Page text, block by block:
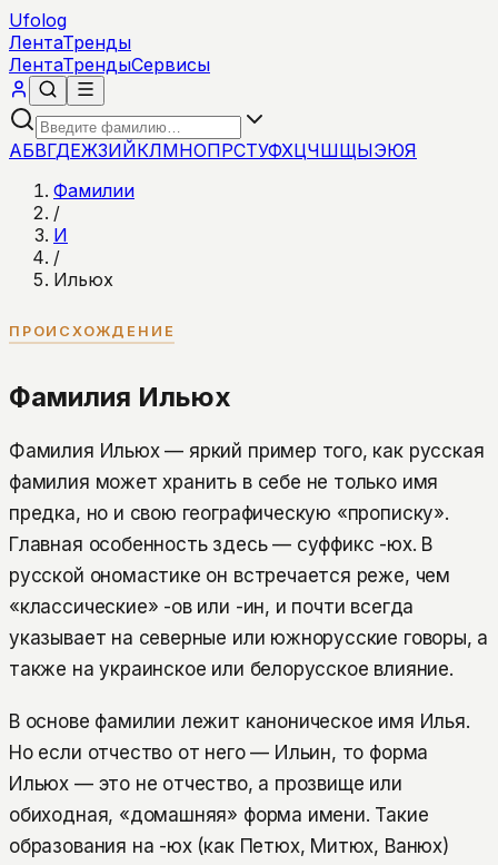
Ufolog
ЛентаТренды
ЛентаТрендыСервисы
АБВГДЕЖЗИЙКЛМНОПРСТУФХЦЧШЩЫЭЮЯ
Фамилии
/
И
/
Ильюх
ПРОИСХОЖДЕНИЕ
Фамилия Ильюх
Фамилия Ильюх — яркий пример того, как русская
фамилия может хранить в себе не только имя
предка, но и свою географическую «прописку».
Главная особенность здесь — суффикс -юх. В
русской ономастике он встречается реже, чем
«классические» -ов или -ин, и почти всегда
указывает на северные или южнорусские говоры, а
также на украинское или белорусское влияние.
В основе фамилии лежит каноническое имя Илья.
Но если отчество от него — Ильин, то форма
Ильюх — это не отчество, а прозвище или
обиходная, «домашняя» форма имени. Такие
образования на -юх (как Петюх, Митюх, Ванюх)